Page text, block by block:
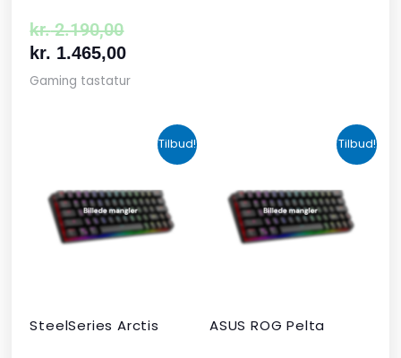
kr.2.190,00
kr. 1.465,00
Gaming tastatur
Tilbud!
SteelSeries Arctis
oprindelige
pris
var:
kr. 424,00.
aktuelle
pris
er:
kr. 349,00.
Tilbud!
ASUS ROG Pelta
oprindelige
pris
var:
kr.
aktuelle
pris
er:
kr. 679,00.